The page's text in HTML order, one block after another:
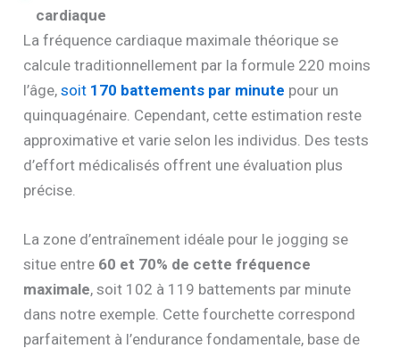
cardiaque
La fréquence cardiaque maximale théorique se
calcule traditionnellement par la formule 220 moins
l’âge,soit 170 battements par minute pour un
quinquagénaire. Cependant, cette estimation reste
approximative et varie selon les individus. Des tests
d’effort médicalisés offrent une évaluation plus
précise.
La zone d’entraînement idéale pour le jogging se
situe entre 60 et 70% de cette fréquence
maximale, soit 102 à 119 battements par minute
dans notre exemple. Cette fourchette correspond
parfaitement à l’endurance fondamentale, base de